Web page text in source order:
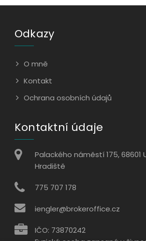
Odkazy
O mně
Kontakt
Ochrana osobních údajů
Kontaktní údaje
Palackého náměstí 175, 68601
Hradiště
775 707 178
iengler@brokeroffice.cz
IČO: 73870242